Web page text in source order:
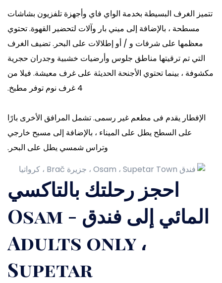
تتميز الغرف البسيطة بخدمة الواي فاي وأجهزة تلفزيون بشاشات
مسطحة ، بالإضافة إلى ميني بار وآلات لتحضير القهوة. تحتوي
معظمها على شرفات و / أو إطلالات على البحر. تضيف الغرف
التي تم ترقيتها مناطق جلوس وأرضيات خشبية وجدران حجرية
مكشوفة ، بينما تحتوي الأجنحة الحديثة على غرف معيشة. فيلا من
4 غرف نوم توفر مطبخ.
الإفطار يقدم فى مطعم غير رسمى. تشمل المرافق الأخرى بارًا
على السطح يطل على الميناء ، بالإضافة إلى مسبح خارجي
وتراس شمسي يطل على البحر.
احجز رحلتك بالتاكسي
المائي إلى فندق Osam -
Adults only ،
Supetar